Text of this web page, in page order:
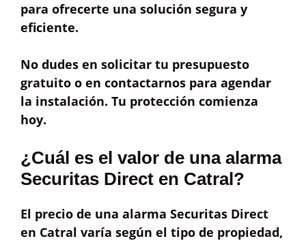
para ofrecerte una solución segura y
eficiente.
No dudes en solicitar tu presupuesto
gratuito o en contactarnos para agendar
la instalación. Tu protección comienza
hoy.
¿Cuál es el valor de una alarma
Securitas Direct en Catral?
El precio de una alarma Securitas Direct
en Catral varía según el tipo de propiedad,